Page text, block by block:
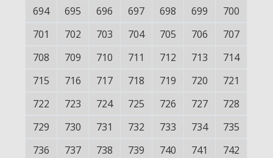
694
695 696 697 698 699
700
701
702 703 704 705 706
707
708
709 710 711 712 713
714
715
716 717 718 719 720
721
722
723 724 725 726 727
728
729
730 731 732 733 734
735
736
737 738 739 740 741
742